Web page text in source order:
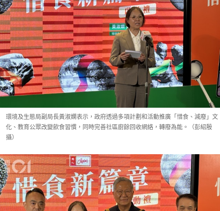
環境及生態局副局長黃淑嫻表示，政府透過多項計劃和活動推廣「惜食、減廢」文
化、教育公眾改變飲食習慣，同時完善社區廚餘回收網絡，轉廢為能。（彭紹殷
攝）